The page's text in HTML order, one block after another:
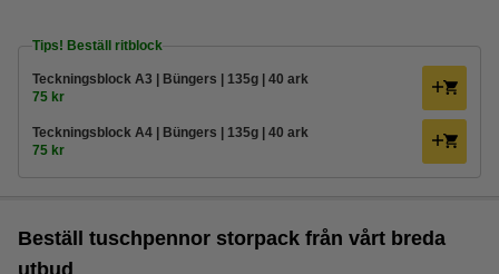
Tips! Beställ ritblock
Teckningsblock A3 | Büngers | 135g | 40 ark
75 kr
Teckningsblock A4 | Büngers | 135g | 40 ark
75 kr
Beställ tuschpennor storpack från vårt breda
utbud